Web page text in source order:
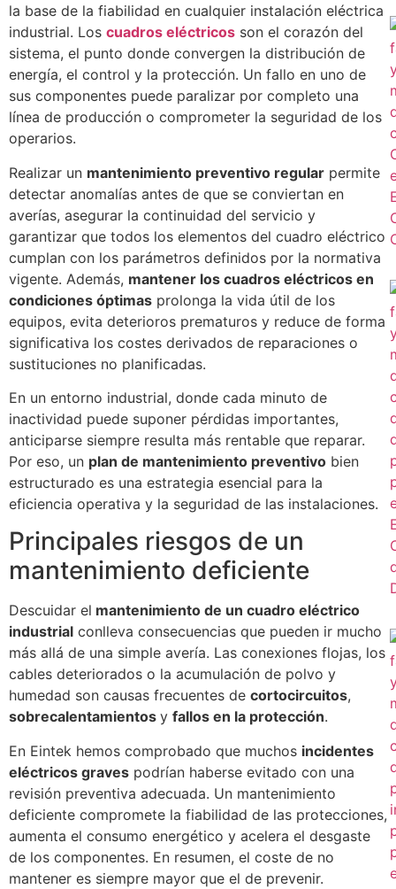
la base de la fiabilidad en cualquier instalación eléctrica
industrial. Los cuadros eléctricos son el corazón del
sistema, el punto donde convergen la distribución de
energía, el control y la protección. Un fallo en uno de
sus componentes puede paralizar por completo una
línea de producción o comprometer la seguridad de los
operarios.
Realizar un mantenimiento preventivo regular permite
detectar anomalías antes de que se conviertan en
averías, asegurar la continuidad del servicio y
garantizar que todos los elementos del cuadro eléctrico
cumplan con los parámetros definidos por la normativa
vigente. Además, mantener los cuadros eléctricos en
condiciones óptimas prolonga la vida útil de los
equipos, evita deterioros prematuros y reduce de forma
significativa los costes derivados de reparaciones o
sustituciones no planificadas.
En un entorno industrial, donde cada minuto de
inactividad puede suponer pérdidas importantes,
anticiparse siempre resulta más rentable que reparar.
Por eso, un plan de mantenimiento preventivo bien
estructurado es una estrategia esencial para la
eficiencia operativa y la seguridad de las instalaciones.
Principales riesgos de un
mantenimiento deficiente
Descuidar el mantenimiento de un cuadro eléctrico
industrial conlleva consecuencias que pueden ir mucho
más allá de una simple avería. Las conexiones flojas, los
cables deteriorados o la acumulación de polvo y
humedad son causas frecuentes de cortocircuitos,
sobrecalentamientos y fallos en la protección.
En Eintek hemos comprobado que muchos incidentes
eléctricos graves podrían haberse evitado con una
revisión preventiva adecuada. Un mantenimiento
deficiente compromete la fiabilidad de las protecciones,
aumenta el consumo energético y acelera el desgaste
de los componentes. En resumen, el coste de no
mantener es siempre mayor que el de prevenir.